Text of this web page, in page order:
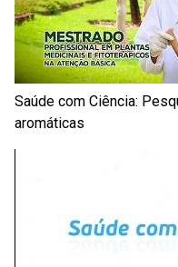
Saúde com Ciência:
aromáticas